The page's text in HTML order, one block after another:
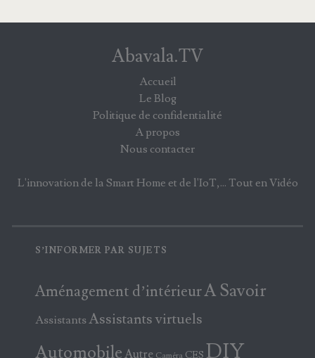
Abavala.TV
Accueil
Le Blog
Politique de confidentialité
A propos
Nous contacter
L'innovation de la Smart Home et de l'IoT,... Tout en Vidéo
S’INFORMER PAR SUJETS
Aménagement d’intérieurA Savoir
AssistantsAssistants virtuels
AutomobileAutre Caméra CES DIY